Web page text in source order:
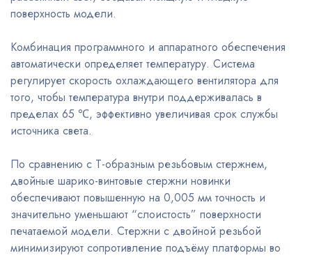
поверхность модели.
Комбинация программного и аппаратного обеспечения
автоматически определяет температуру. Система
регулирует скорость охлаждающего вентилятора для
того, чтобы температура внутри поддерживалась в
пределах 65 ℃, эффективно увеличивая срок службы
источника света.
По сравнению с Т-образным резьбовым стержнем,
двойные шарико-винтовые стержни новинки
обеспечивают повышенную на 0,005 мм точность и
значительно уменьшают “слоистость” поверхности
печатаемой модели. Стержни с двойной резьбой
минимизируют сопротивление подъёму платформы во